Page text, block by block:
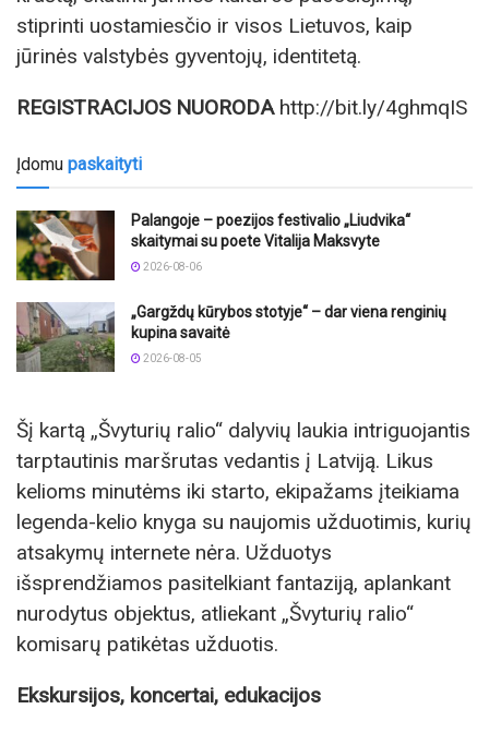
stiprinti uostamiesčio ir visos Lietuvos, kaip
jūrinės valstybės gyventojų, identitetą.
REGISTRACIJOS NUORODAhttp://bit.ly/4ghmqIS
Įdomu paskaityti
Palangoje – poezijos festivalio „Liudvika“
skaitymai su poete Vitalija Maksvyte
2026-08-06
„Gargždų kūrybos stotyje“ – dar viena renginių
kupina savaitė
2026-08-05
Šį kartą „Švyturių ralio“ dalyvių laukia intriguojantis
tarptautinis maršrutas vedantis į Latviją. Likus
kelioms minutėms iki starto, ekipažams įteikiama
legenda-kelio knyga su naujomis užduotimis, kurių
atsakymų internete nėra. Užduotys
išsprendžiamos pasitelkiant fantaziją, aplankant
nurodytus objektus, atliekant „Švyturių ralio“
komisarų patikėtas užduotis.
Ekskursijos, koncertai, edukacijos